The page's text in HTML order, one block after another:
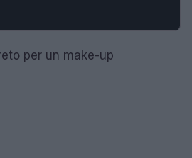
per un make-up